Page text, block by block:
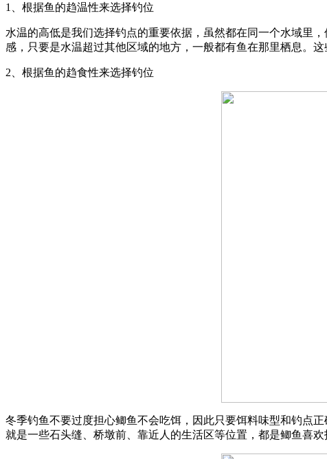
1、根据鱼的趋温性来选择钓位
水温的高低是我们选择钓点的重要依据，虽然都在同一个水域里
感，只要是水温超过其他区域的地方，一般都有鱼在那里栖息。
2、根据鱼的趋食性来选择钓位
冬季钓鱼不要过度担心鲫鱼不会吃饵，因此只要饵料味型和钓点
就是一些石头缝、桥墩前、靠近人的生活区等位置，都是鲫鱼喜欢